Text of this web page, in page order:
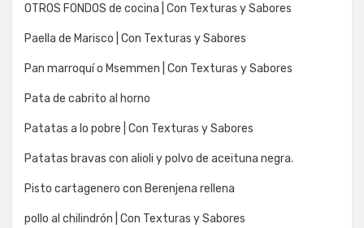
OTROS FONDOS de cocina | Con Texturas y Sabores
Paella de Marisco | Con Texturas y Sabores
Pan marroquí o Msemmen | Con Texturas y Sabores
Pata de cabrito al horno
Patatas a lo pobre | Con Texturas y Sabores
Patatas bravas con alioli y polvo de aceituna negra.
Pisto cartagenero con Berenjena rellena
pollo al chilindrón | Con Texturas y Sabores